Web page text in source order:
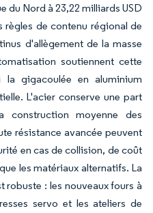
du Nord à 23,22 milliards USD
de contenu régional de
d'allègement de la masse
soutiennent cette
la gigacoulée en aluminium
L'acier conserve une part
moyenne des
résistance avancée peuvent
en cas de collision, de coût
les matériaux alternatifs. La
: les nouveaux fours à
servo et les ateliers de